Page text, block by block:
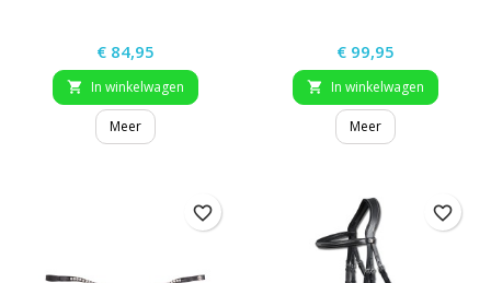
Prijs
€ 84,95
 In winkelwagen
Meer
Prijs
€ 99,95
 In winkelwagen
Meer
favorite_border favorite_border